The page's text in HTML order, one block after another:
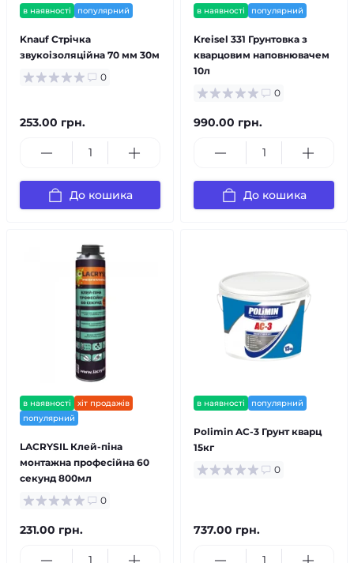
в наявності популярний
Knauf Стрічка
звукоізоляційна 70 мм 30м
0
253.00 грн.
До кошика
в наявності популярний
Kreisel 331 Грунтовка з
кварцовим наповнювачем
10л
0
990.00 грн.
До кошика
в наявності
хіт продажів
популярний
LACRYSIL Клей-піна
монтажна професійна 60
секунд 800мл
0
231.00 грн.
в наявності популярний
Polimin AC-3 Грунт кварц
15кг
0
737.00 грн.